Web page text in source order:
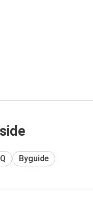
Byguide